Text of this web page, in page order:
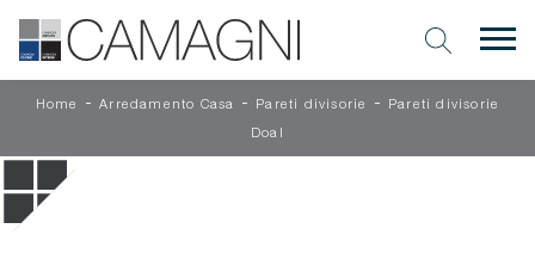
Home -Arredamento Casa - Pareti divisorie - Pareti divisorie
Doal